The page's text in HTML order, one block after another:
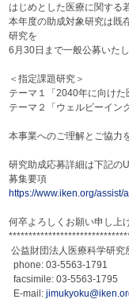
はじめとした医療に関する
本年度の助成対象研究は既
研究を
6月30日まで一般公募いたし
＜指定課題研究＞
テーマ１「2040年に向けた
テーマ２「ウェルビーイン
本事業へのご理解とご協力
研究助成応募詳細は下記の
募集要項
https://www.iken.org/assist/
何卒よろしくお願い申し上
******************************
公益財団法人医療科学研
phone: 03-5563-1791
facsimile: 03-5563-1795
E-mail:jimukyoku@iken.